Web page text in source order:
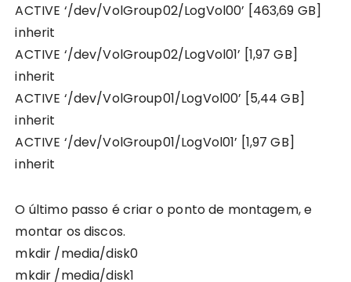
ACTIVE ‘/dev/VolGroup02/LogVol00’ [463,69 GB]
inherit
ACTIVE ‘/dev/VolGroup02/LogVol01’ [1,97 GB]
inherit
ACTIVE ‘/dev/VolGroup01/LogVol00’ [5,44 GB]
inherit
ACTIVE ‘/dev/VolGroup01/LogVol01’ [1,97 GB]
inherit
O último passo é criar o ponto de montagem, e
montar os discos.
mkdir /media/disk0
mkdir /media/disk1